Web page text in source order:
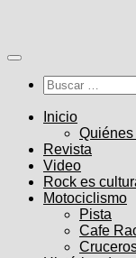
contenido
Buscar:
Inicio
Revista
Video
Rock es
Motociclismo
Pista
Cafe